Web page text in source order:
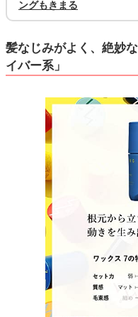
ングもきまる
髪なじみがよく、絶妙
イバー系」